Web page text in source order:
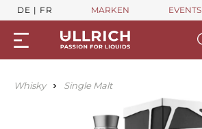
DE FR MARKEN EVENTS
Whisky Single Malt